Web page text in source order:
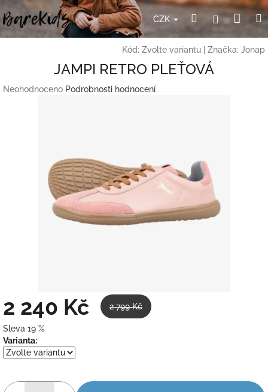
Přejít
na
obsah
CZK HledatPřihlášení
Kód: Zvolte variantu Značka: Jonap
JAMPI RETRO PLEŤOVÁ
Průměrné
Neohodnoceno Podrobnosti hodnocení
2 240 Kč 2 799 Kč
Sleva 19 %
Měrná
cena:
Varianta: